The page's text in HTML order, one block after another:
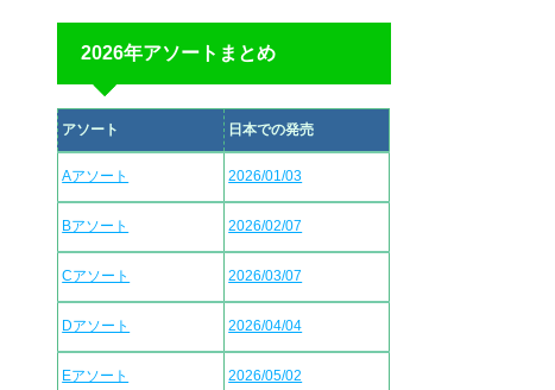
2026年アソートまとめ
アソート 日本での発売
Aアソート 2026/01/03
Bアソート 2026/02/07
Cアソート 2026/03/07
Dアソート 2026/04/04
Eアソート 2026/05/02